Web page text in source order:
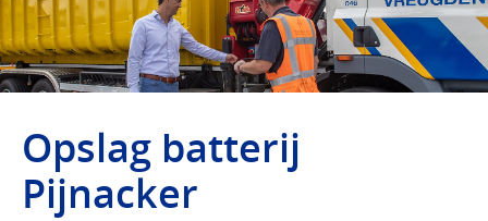
Opslag batterij
Pijnacker